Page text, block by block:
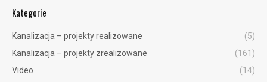
Kategorie
Kanalizacja – projekty realizowane
(5)
Kanalizacja – projekty zrealizowane
(161)
Video
(14)